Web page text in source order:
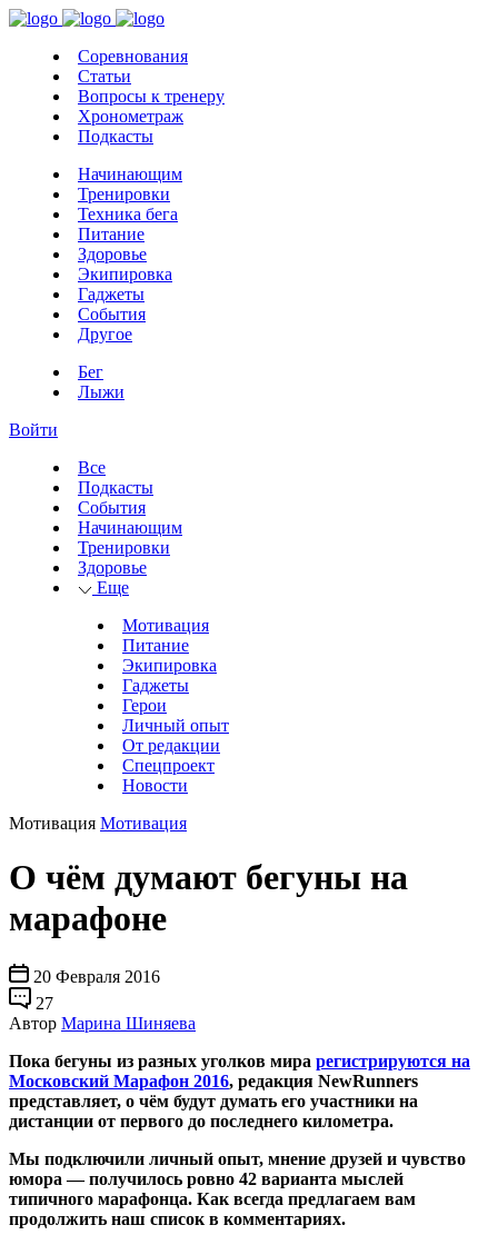
Соревнования
Статьи
Вопросы к тренеру
Хронометраж
Подкасты
Начинающим
Тренировки
Техника бега
Питание
Здоровье
Экипировка
Гаджеты
События
Другое
Бег
Лыжи
Войти
Все
Подкасты
События
Начинающим
Тренировки
Здоровье
Еще
Мотивация
Питание
Экипировка
Гаджеты
Герои
Личный опыт
От редакции
Спецпроект
Новости
Мотивация Мотивация
О чём думают бегуны на
марафоне
20 Февраля 2016
27
Автор Марина Шиняева
Пока бегуны из разных уголков мира регистрируются на
Московский Марафон 2016, редакция NewRunners
представляет, о чём будут думать его участники на
дистанции от первого до последнего километра.
Мы подключили личный опыт, мнение друзей и чувство
юмора — получилось ровно 42 варианта мыслей
типичного марафонца. Как всегда предлагаем вам
продолжить наш список в комментариях.